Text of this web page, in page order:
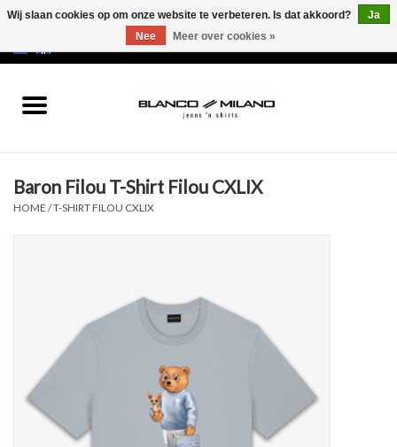
SALE 50%
Baron Filou T-Shirt Filou CXLIX
HOME /T-SHIRT FILOU CXLIX
Wij slaan cookies op om onze website te verbeteren. Is dat akkoord?
Ja
Nee
Meer over cookies »